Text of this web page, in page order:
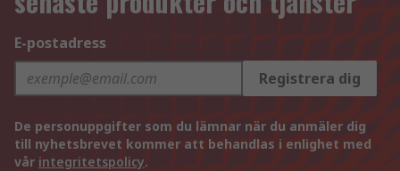
E-postadress
Registrera dig
De personuppgifter som du lämnar när du anmäler dig
till nyhetsbrevet kommer att behandlas i enlighet med
vår integritetspolicy.